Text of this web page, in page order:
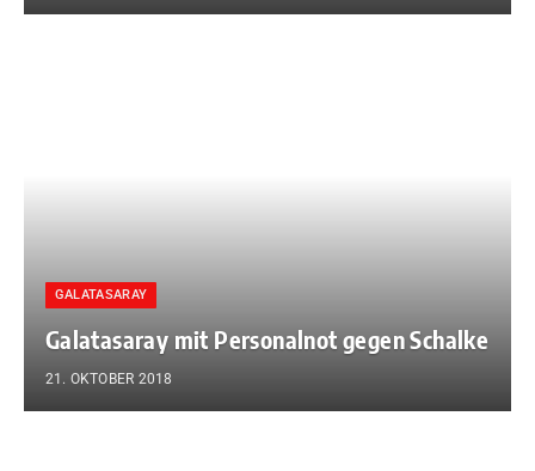
GALATASARAY
Galatasaray mit Personalnot gegen Schalke
21. OKTOBER 2018